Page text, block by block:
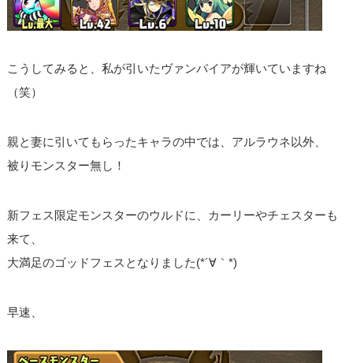
こうしてみると、私が引いたヴァンパイアが輝いていますね
（笑）
親と妻に引いてもらったキャラの中では、アルラウネ以外、
被りモンスター無し！
新フェス限定モンスターのウルドに、カーリーやチェスターも
来て、
大満足のゴッドフェスとなりました(*´∀｀*)
早速、